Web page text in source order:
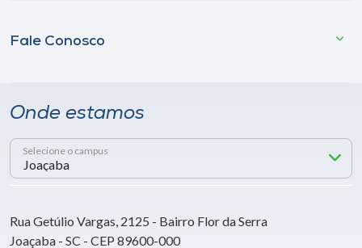
Fale Conosco
Onde estamos
Selecione o campus
Rua Getúlio Vargas, 2125 - Bairro Flor da Serra
Joaçaba - SC - CEP 89600-000